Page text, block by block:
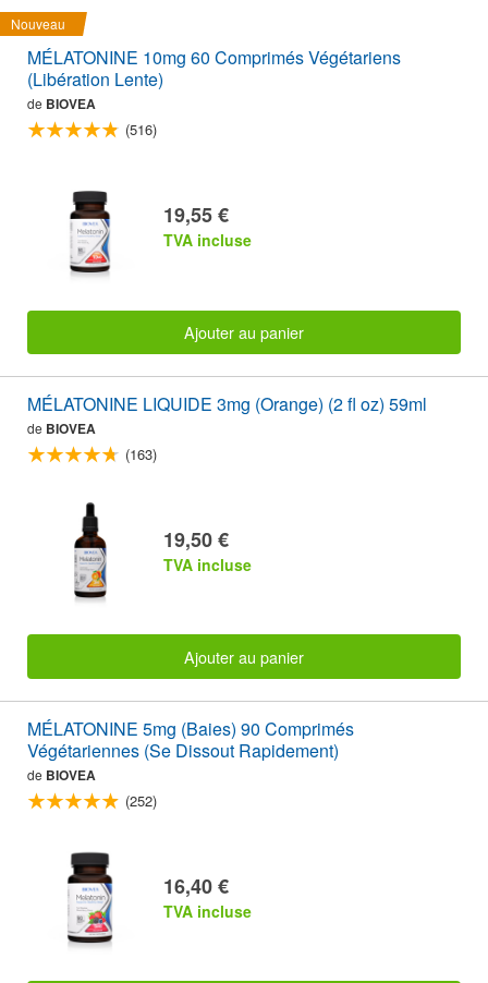
Nouveau
MÉLATONINE 10mg 60 Comprimés Végétariens
(Libération Lente)
de BIOVEA
(516)
19,55 €
TVA incluse
Ajouter au panier
MÉLATONINE LIQUIDE 3mg (Orange) (2 fl oz) 59ml
de BIOVEA
(163)
19,50 €
TVA incluse
Ajouter au panier
MÉLATONINE 5mg (Baies) 90 Comprimés
Végétariennes (Se Dissout Rapidement)
de BIOVEA
(252)
16,40 €
TVA incluse